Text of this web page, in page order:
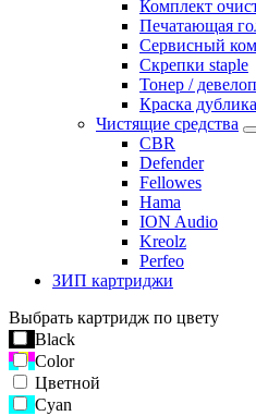
Комплект
Печатающая
Сервисный
Скрепки staple
Тонер /
Краска
Чистящие средства
CBR
Defender
Fellowes
Hama
ION Audio
Kreolz
Perfeo
ЗИП картриджи
Выбрать картридж по цвету
Black
Color
Цветной
Cyan